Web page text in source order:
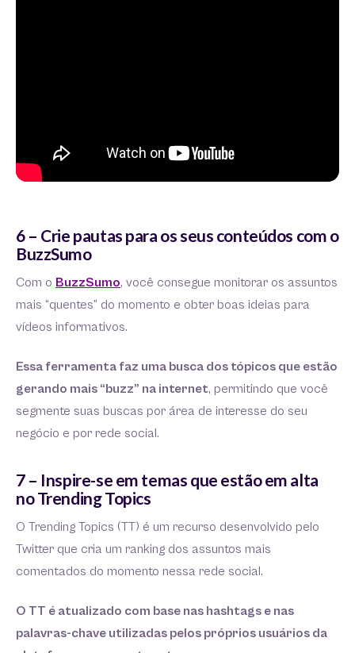
6 – Crie pautas para os seus conteúdos com o
BuzzSumo
Com o BuzzSumo, você consegue monitorar os assuntos
mais “quentes” do momento e obter boas ideias para
vídeos informativos.
Essa ferramenta faz uma busca dos tópicos que estão
gerando mais “buzz” na internet, permitindo que você
segmente suas buscas por área de interesse do seu
negócio e por rede social.
7 – Inspire-se em temas que estão em alta
no Trending Topics
O Trending Topics (TT) é um recurso desenvolvido pelo
Twitter que cria um ranking dos assuntos mais
comentados do momento nessa rede social.
O TT é atualizado com base nas hashtags e nas
palavras-chave utilizadas pelos próprios usuários da